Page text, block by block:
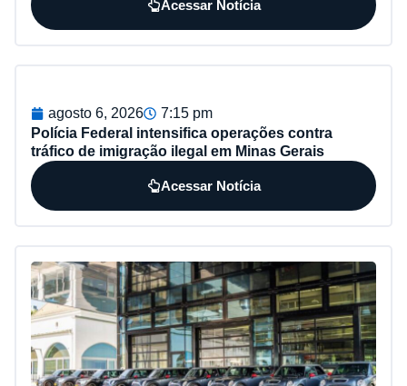
Acessar Notícia
agosto 6, 2026
7:15 pm
Polícia Federal intensifica operações contra
tráfico de imigração ilegal em Minas Gerais
Acessar Notícia